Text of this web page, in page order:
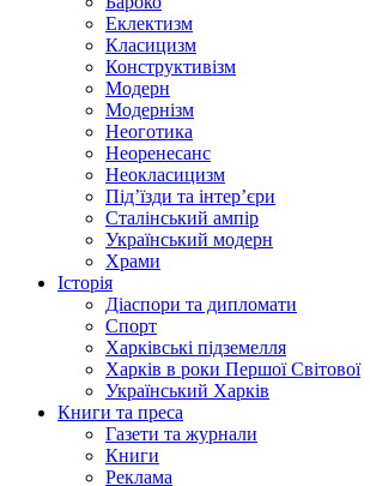
Еклектизм
Класицизм
Конструктивізм
Модерн
Модернізм
Неоготика
Неоренесанс
Неокласицизм
Під’їзди та інтер’єри
Сталінський ампір
Український модерн
Храми
Історія
Діаспори та дипломати
Спорт
Харківські підземелля
Харків в роки Першої Світової
Український Харків
Книги та преса
Газети та журнали
Книги
Реклама